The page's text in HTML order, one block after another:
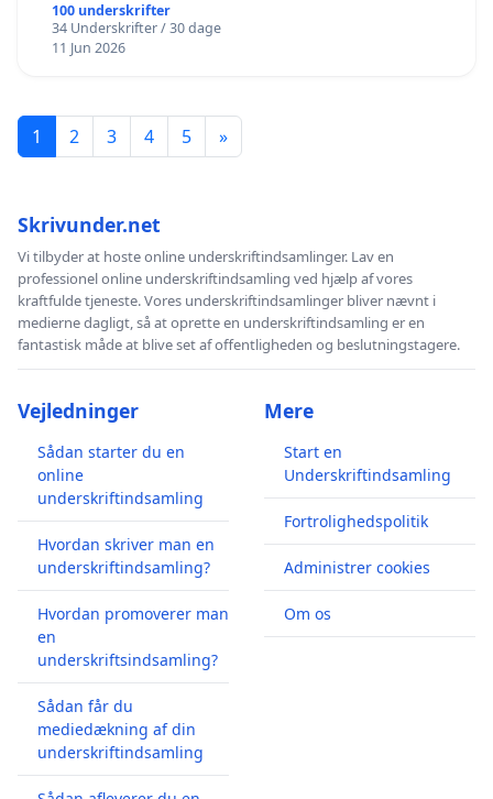
100 underskrifter
34 Underskrifter / 30 dage
11 Jun 2026
1 2 3 4 5 »
Skrivunder.net
Vi tilbyder at hoste online underskriftindsamlinger. Lav en
professionel online underskriftindsamling ved hjælp af vores
kraftfulde tjeneste. Vores underskriftindsamlinger bliver nævnt i
medierne dagligt, så at oprette en underskriftindsamling er en
fantastisk måde at blive set af offentligheden og beslutningstagere.
Vejledninger
Sådan starter du en
online
underskriftindsamling
Hvordan skriver man en
underskriftindsamling?
Hvordan promoverer man
en
underskriftsindsamling?
Sådan får du
mediedækning af din
underskriftindsamling
Mere
Start en
Underskriftindsamling
Fortrolighedspolitik
Administrer cookies
Om os